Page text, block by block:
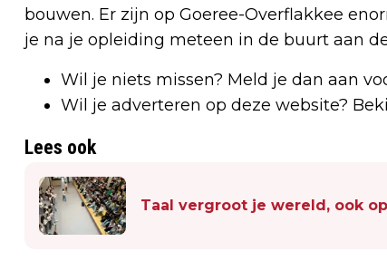
bouwen. Er zijn op Goeree-Overflakkee
je na je opleiding meteen in de buurt aan
Wil je niets missen? Meld je dan aan
Wil je adverteren op deze website?
Lees ook
Taal vergroot je wereld, ook op